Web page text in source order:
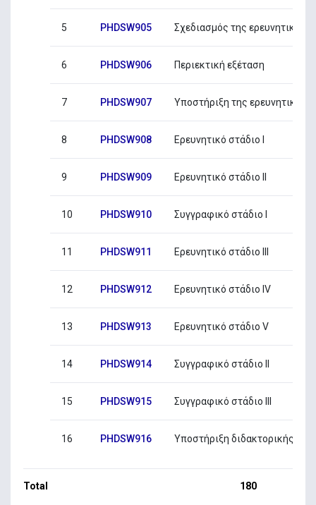
5 PHDSW905 Σχεδιασμός της ερευνητικής
6 PHDSW906 Περιεκτική εξέταση
7 PHDSW907 Υποστήριξη της ερευνητικής
8 PHDSW908 Ερευνητικό στάδιο I
9 PHDSW909 Eρευνητικό στάδιο ΙΙ
10 PHDSW910 Συγγραφικό στάδιο Ι
11 PHDSW911 Eρευνητικό στάδιο ΙΙΙ
12 PHDSW912 Eρευνητικό στάδιο ΙV
13 PHDSW913 Eρευνητικό στάδιο V
14 PHDSW914 Συγγραφικό στάδιο ΙΙ
15 PHDSW915 Συγγραφικό στάδιο III
16 PHDSW916 Υποστήριξη διδακτορικής
Total 180